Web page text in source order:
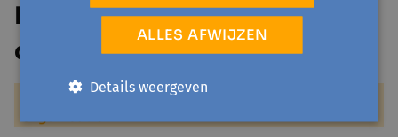
Mr/Mevr Begeleider van de
organisatie
Meer over Mr/Mevr Begeleider van de
ALLES AFWIJZEN
Details weergeven